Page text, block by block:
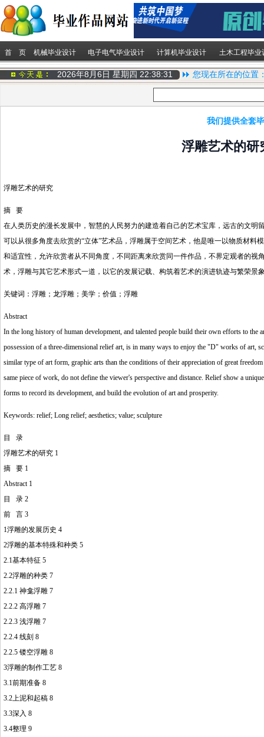
首 页 机械毕业设计 电子电气毕业设计 计算机毕业设计 土木工程毕业
2026年8月6日 星期四 22:38:32 您现在所在的位置
我们提供全套
浮雕艺术的研
浮雕艺术的研究
摘 要
在人类历史的漫长发展中，智慧的人民努力的建造着自己的艺术宝库，远古的文
可以从很多角度去欣赏的“立体”艺术品，浮雕属于空间艺术，他是唯一以物质材
和适宜性，允许欣赏者从不同角度，不同距离来欣赏同一件作品，不界定观者的
术，浮雕与其它艺术形式一道，以它的发展记载、构筑着艺术的演进轨迹与繁荣景
关键词：浮雕；龙浮雕；美学；价值；浮雕
Abstract
In the long history of human development, and talented people build their own efforts to the
possession of a three-dimensional relief art, is in many ways to enjoy the "D" works of art,
similar type of art form, graphic arts than the conditions of their appreciation of great
same piece of work, do not define the viewer's perspective and distance. Relief show a
forms to record its development, and build the evolution of art and prosperity.
Keywords: relief; Long relief; aesthetics; value; sculpture
目 录
浮雕艺术的研究 1
摘 要 1
Abstract 1
目 录 2
前 言 3
1浮雕的发展历史 4
2浮雕的基本特殊和种类 5
2.1基本特征 5
2.2浮雕的种类 7
2.2.1 神龛浮雕 7
2.2.2 高浮雕 7
2.2.3 浅浮雕 7
2.2.4 线刻 8
2.2.5 镂空浮雕 8
3浮雕的制作工艺 8
3.1前期准备 8
3.2上泥和起稿 8
3.3深入 8
3.4整理 9